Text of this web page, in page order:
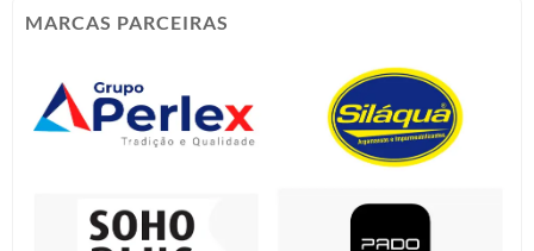
MARCAS PARCEIRAS